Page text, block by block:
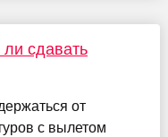
сдавать
от
с вылетом